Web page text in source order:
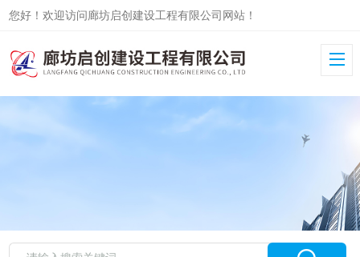
您好！欢迎访问廊坊启创建设工程有限公司网站！